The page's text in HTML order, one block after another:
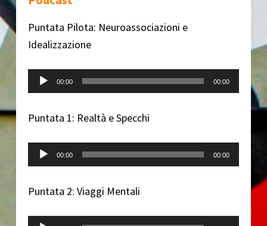
Puntata Pilota: Neuroassociazioni e
Idealizzazione
Audio Player
00:00 00:00
Puntata 1: Realtà e Specchi
Audio Player
00:00 00:00
Puntata 2: Viaggi Mentali